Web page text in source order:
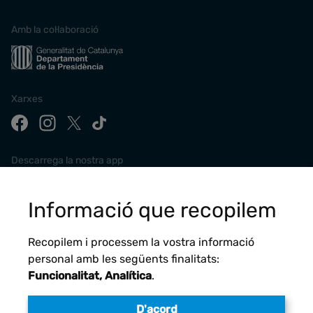
Amb la col·laboració
Xarxes
Descarrega la nostra app
Informació que recopilem
Recopilem i processem la vostra informació
personal amb les següents finalitats:
Funcionalitat, Analítica.
D'acord